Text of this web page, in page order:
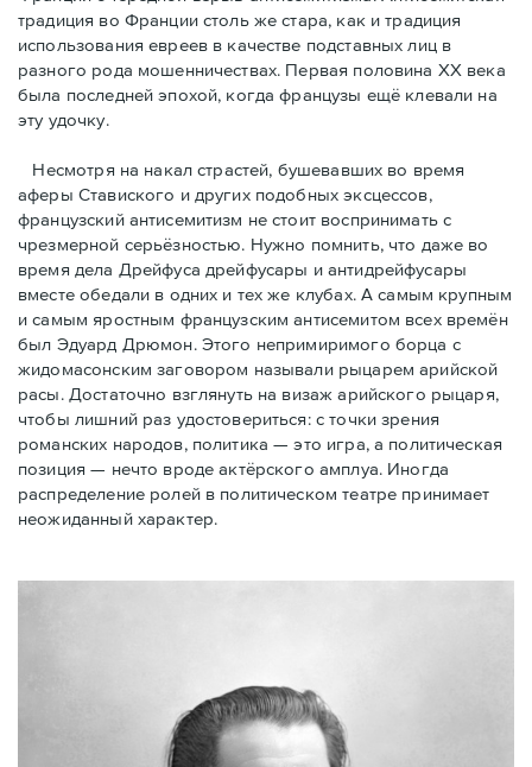
традиция во Франции столь же стара, как и традиция
использования евреев в качестве подставных лиц в
разного рода мошенничествах. Первая половина ХХ века
была последней эпохой, когда французы ещё клевали на
эту удочку.
Несмотря на накал страстей, бушевавших во время
аферы Ставиского и других подобных эксцессов,
французский антисемитизм не стоит воспринимать с
чрезмерной серьёзностью. Нужно помнить, что даже во
время дела Дрейфуса дрейфусары и антидрейфусары
вместе обедали в одних и тех же клубах. А самым крупным
и самым яростным французским антисемитом всех времён
был Эдуард Дрюмон. Этого непримиримого борца с
жидомасонским заговором называли рыцарем арийской
расы. Достаточно взглянуть на визаж арийского рыцаря,
чтобы лишний раз удостовериться: с точки зрения
романских народов, политика — это игра, а политическая
позиция — нечто вроде актёрского амплуа. Иногда
распределение ролей в политическом театре принимает
неожиданный характер.